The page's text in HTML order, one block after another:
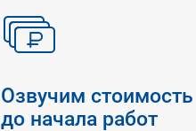
Озвучим стоимость
до начала работ